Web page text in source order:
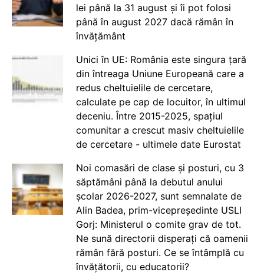
lei până la 31 august și îi pot folosi
până în august 2027 dacă rămân în
învățământ
Unici în UE: România este singura țară
din întreaga Uniune Europeană care a
redus cheltuielile de cercetare,
calculate pe cap de locuitor, în ultimul
deceniu. Între 2015-2025, spațiul
comunitar a crescut masiv cheltuielile
de cercetare - ultimele date Eurostat
Noi comasări de clase și posturi, cu 3
săptămâni până la debutul anului
școlar 2026-2027, sunt semnalate de
Alin Badea, prim-vicepreședinte USLI
Gorj: Ministerul o comite grav de tot.
Ne sună directorii disperați că oamenii
rămân fără posturi. Ce se întâmplă cu
învățătorii, cu educatorii?